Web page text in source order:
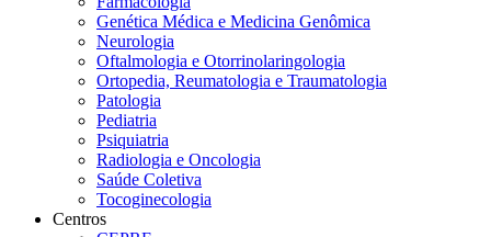
Genética Médica e Medicina Genômica
Neurologia
Oftalmologia e Otorrinolaringologia
Ortopedia, Reumatologia e Traumatologia
Patologia
Pediatria
Psiquiatria
Radiologia e Oncologia
Saúde Coletiva
Tocoginecologia
Centros